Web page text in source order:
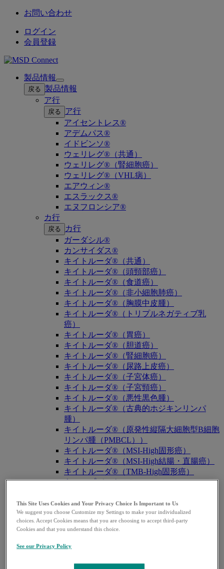
お問い合わせ
ログイン
会員登録
製品情報
Open
submenu
戻る 製品情報
ア行
戻る
ア行
アイセントレス®
アデムパス®
イドビンソ®
ウェリレグ®（共通）
ウェリレグ®（腎細胞癌）
ウェリレグ®（VHL病）
エアウィン®
エスラックス®
エヌフロンシア®
カ行
戻る
カ行
ガーダシル®
カンサイダス®
キイトルーダ®（共通）
キイトルーダ®（頭頸部癌）
キイトルーダ®（食道癌）
キイトルーダ®（非小細胞肺癌）
キイトルーダ®（胸膜中皮腫）
キイトルーダ®（トリプルネガティブ乳
癌）
キイトルーダ®（胃癌）
キイトルーダ®（胆道癌）
キイトルーダ®（腎細胞癌）
キイトルーダ®（尿路上皮癌）
キイトルーダ®（子宮体癌）
キイトルーダ®（子宮頸癌）
キイトルーダ®（悪性黒色腫）
キイトルーダ®（古典的ホジキンリンパ
腫）
キイトルーダ®（原発性縦隔大細胞型B細胞
リンパ腫（PMBCL））
キイトルーダ®（MSI-High固形癌）
キイトルーダ®（MSI-High結腸・直腸癌）
キイトルーダ®（TMB-High固形癌）
キャップバックス®
サ・タ・ナ行
戻る サ・タ・ナ行
ザバクサ®
ジャヌビア®
This Site Uses Cookies and Your Privacy Choice Is Important to Us
We suggest you choose Customize my Settings to make your individualized
choices. Accept Cookies means that you are choosing to accept third-party
Cookies and that you understand this choice.
See our Privacy Policy